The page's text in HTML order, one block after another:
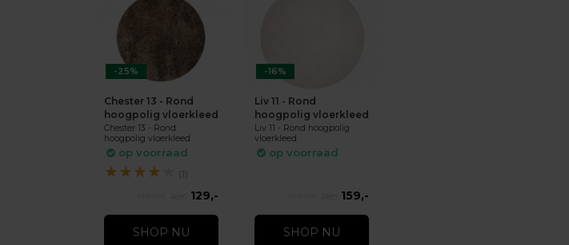
-25%
Chester 13 - Rond
hoogpolig vloerkleed
Chester 13 - Rond
hoogpolig vloerkleed
op voorraad
★★★★ (1)
129,-
SHOP NU
-16%
Liv 11 - Rond
hoogpolig vloerkleed
Liv 11 - Rond hoogpolig
vloerkleed
op voorraad
159,-
SHOP NU